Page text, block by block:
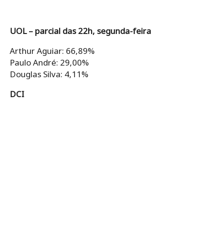
UOL – parcial das 22h, segunda-feira
Arthur Aguiar: 66,89%
Paulo André: 29,00%
Douglas Silva: 4,11%
DCI